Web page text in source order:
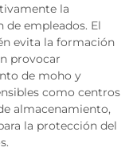
la
empleados. El
evita la formación
provocar
de moho y
como centros
almacenamiento,
la protección del